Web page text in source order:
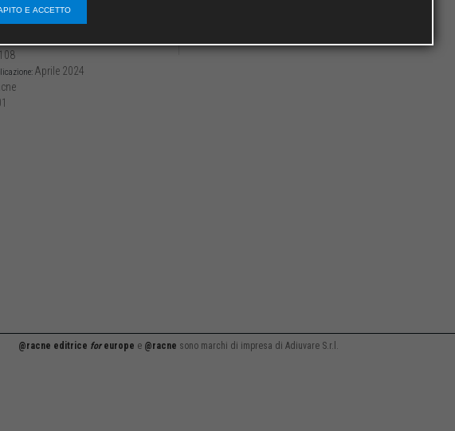
Aprile 2024
@racne editrice foreurope e @racne sono marchi di impresa di Adiuvare S.r.l.
E ACCETTO